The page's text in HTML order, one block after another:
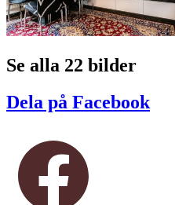
Se alla 22 bilder
Dela på Facebook